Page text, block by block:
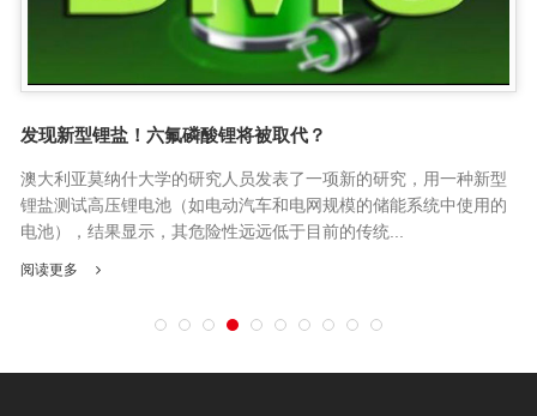
发现新型锂盐！六氟磷酸锂将被取代？
澳大利亚莫纳什大学的研究人员发表了一项新的研究，用一种新型
锂盐测试高压锂电池（如电动汽车和电网规模的储能系统中使用的
电池），结果显示，其危险性远远低于目前的传统...
阅读更多